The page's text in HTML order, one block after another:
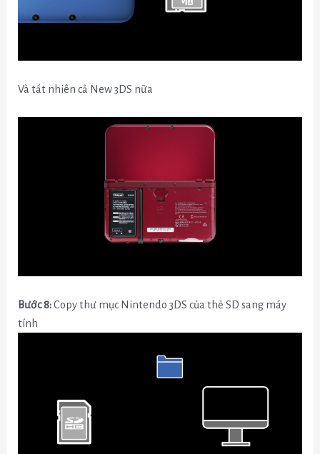
Và tất nhiên cả New 3DS nữa
Bước 8:Copy thư mục Nintendo 3DS của thẻ SD sang máy
tính